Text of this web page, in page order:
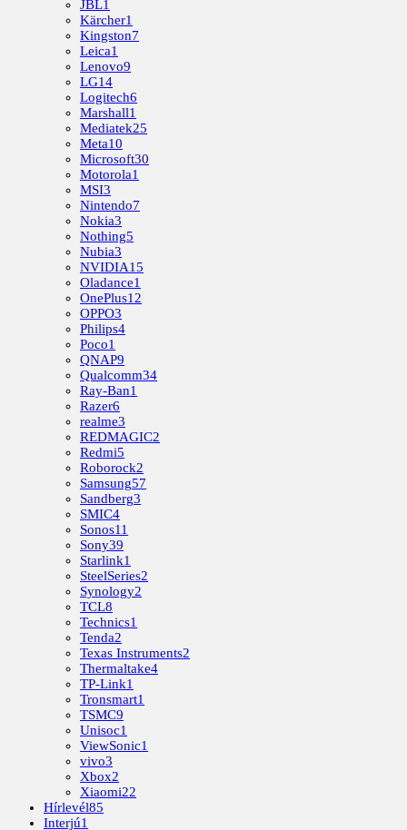
JBL1
Kärcher1
Kingston7
Leica1
Lenovo9
LG14
Logitech6
Marshall1
Mediatek25
Meta10
Microsoft30
Motorola1
MSI3
Nintendo7
Nokia3
Nothing5
Nubia3
NVIDIA15
Oladance1
OnePlus12
OPPO3
Philips4
Poco1
QNAP9
Qualcomm34
Ray-Ban1
Razer6
realme3
REDMAGIC2
Redmi5
Roborock2
Samsung57
Sandberg3
SMIC4
Sonos11
Sony39
Starlink1
SteelSeries2
Synology2
TCL8
Technics1
Tenda2
Texas Instruments2
Thermaltake4
TP-Link1
Tronsmart1
TSMC9
Unisoc1
ViewSonic1
vivo3
Xbox2
Xiaomi22
Hírlevél85
Interjú1